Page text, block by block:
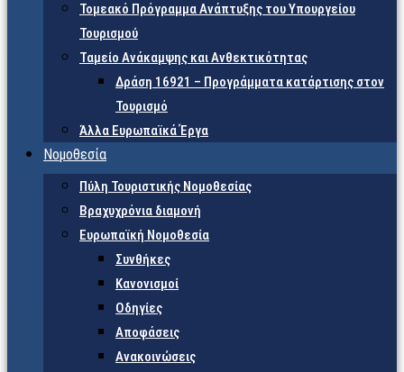
Τομεακό Πρόγραμμα Ανάπτυξης του Υπουργείου
Τουρισμού
Ταμείο Ανάκαμψης και Ανθεκτικότητας
Δράση 16921 – Προγράμματα κατάρτισης στον
Τουρισμό
Άλλα Ευρωπαϊκά Έργα
Νομοθεσία
Πύλη Τουριστικής Νομοθεσίας
Βραχυχρόνια διαμονή
Ευρωπαϊκή Νομοθεσία
Συνθήκες
Κανονισμοί
Οδηγίες
Αποφάσεις
Ανακοινώσεις